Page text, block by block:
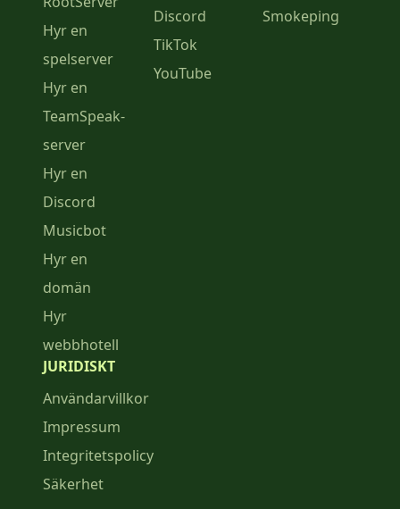
Hyr en
spelserver
Hyr en
TeamSpeak-
server
Hyr en
Discord
Musicbot
Hyr en
domän
Hyr
webbhotell
Discord
TikTok
YouTube
Smokeping
JURIDISKT
Användarvillkor
Impressum
Integritetspolicy
Säkerhet